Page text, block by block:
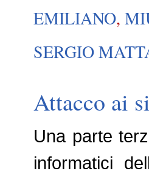
EMILIANO,
SERGIO
Attacco ai
Una parte
informatici